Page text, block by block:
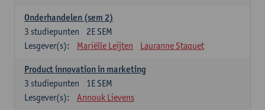
Onderhandelen (sem 2)
2E SEM
3 studiepunten
Lesgever(s):
Mariëlle Leijten Lauranne Staquet
Product innovation in marketing
1E SEM
3 studiepunten
Lesgever(s):
Annouk Lievens